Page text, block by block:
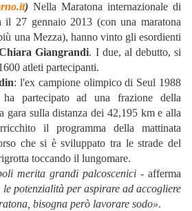
) Nella Maratona internazionale di
il 27 gennaio 2013 (con una maratona
una Mezza), hanno vinto gli esordienti
Giangrandi. I due, al debutto, si
atleti partecipanti.
: l'ex campione olimpico di Seul 1988
partecipato ad una frazione della
gara sulla distanza dei 42,195 km e alla
il programma della mattinata
che si è sviluppato tra le strade del
toccando il lungomare.
merita grandi palcoscenici - afferma
le potenzialità per aspirare ad accogliere
bisogna però lavorare sodo».